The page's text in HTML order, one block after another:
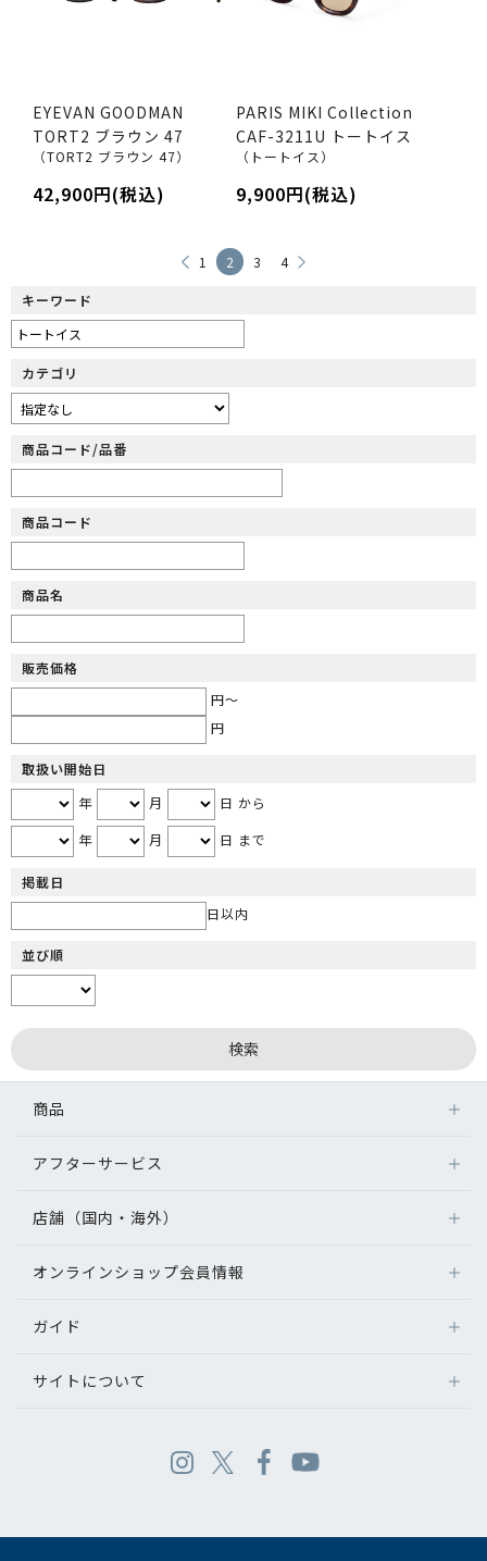
EYEVAN GOODMAN
TORT2 ブラウン 47
（TORT2 ブラウン 47）
42,900円(税込)
PARIS MIKI Collection
CAF-3211U トートイス
（トートイス）
9,900円(税込)
1 2 3 4
キーワード
カテゴリ
商品コード/品番
商品コード
商品名
販売価格
円～
円
取扱い開始日
年
月
日 から
年
月 日 まで
掲載日
日以内
並び順
商品
アフターサービス
店舗（国内・海外）
オンラインショップ会員情報
ガイド
サイトについて